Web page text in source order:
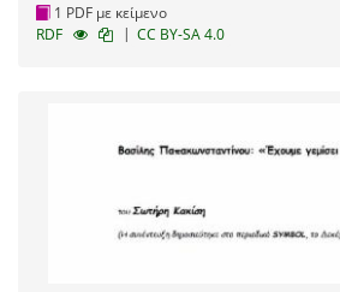
1 PDF με κείμενο
RDF
| CC BY-SA 4.0